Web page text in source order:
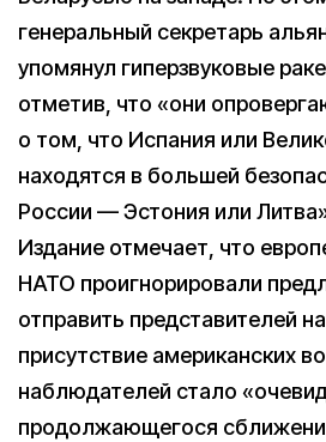
генеральный секретарь
упомянул гиперзвуковые
отметив, что «они
о том, что Испания или
находятся в большей
России — Эстония или
Издание отмечает, что
НАТО проигнорировали
отправить представителей
присутствие американских
наблюдателей стало
продолжающегося